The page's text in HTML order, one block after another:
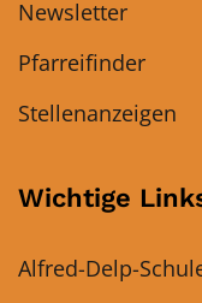
Newsletter
Pfarreifinder
Stellenanzeigen
Wichtige
Alfred-Delp-